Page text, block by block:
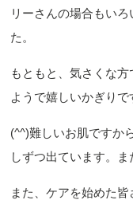
リーさんの場合もい
た。
もともと、気さくな
ようで嬉しいかぎりで
(^^)難しいお肌ですか
しずつ出ています。
また、ケアを始めた